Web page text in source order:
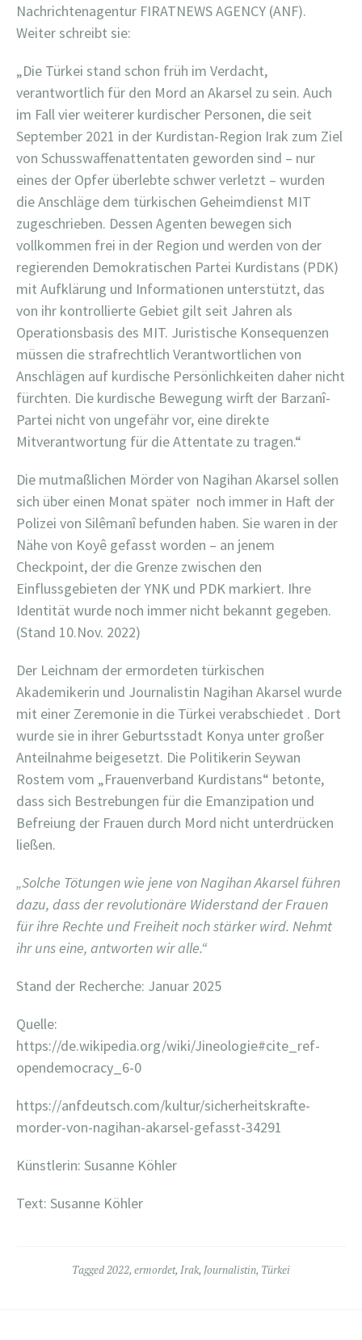
Nachrichtenagentur FIRATNEWS AGENCY (ANF).
Weiter schreibt sie:
„Die Türkei stand schon früh im Verdacht,
verantwortlich für den Mord an Akarsel zu sein. Auch
im Fall vier weiterer kurdischer Personen, die seit
September 2021 in der Kurdistan-Region Irak zum Ziel
von Schusswaffenattentaten geworden sind – nur
eines der Opfer überlebte schwer verletzt – wurden
die Anschläge dem türkischen Geheimdienst MIT
zugeschrieben. Dessen Agenten bewegen sich
vollkommen frei in der Region und werden von der
regierenden Demokratischen Partei Kurdistans (PDK)
mit Aufklärung und Informationen unterstützt, das
von ihr kontrollierte Gebiet gilt seit Jahren als
Operationsbasis des MIT. Juristische Konsequenzen
müssen die strafrechtlich Verantwortlichen von
Anschlägen auf kurdische Persönlichkeiten daher nicht
fürchten. Die kurdische Bewegung wirft der Barzanî-
Partei nicht von ungefähr vor, eine direkte
Mitverantwortung für die Attentate zu tragen.“
Die mutmaßlichen Mörder von Nagihan Akarsel sollen
sich über einen Monat später noch immer in Haft der
Polizei von Silêmanî befunden haben. Sie waren in der
Nähe von Koyê gefasst worden – an jenem
Checkpoint, der die Grenze zwischen den
Einflussgebieten der YNK und PDK markiert. Ihre
Identität wurde noch immer nicht bekannt gegeben.
(Stand 10.Nov. 2022)
Der Leichnam der ermordeten türkischen
Akademikerin und Journalistin Nagihan Akarsel wurde
mit einer Zeremonie in die Türkei verabschiedet . Dort
wurde sie in ihrer Geburtsstadt Konya unter großer
Anteilnahme beigesetzt. Die Politikerin Seywan
Rostem vom „Frauenverband Kurdistans“ betonte,
dass sich Bestrebungen für die Emanzipation und
Befreiung der Frauen durch Mord nicht unterdrücken
ließen.
„Solche Tötungen wie jene von Nagihan Akarsel führen
dazu, dass der revolutionäre Widerstand der Frauen
für ihre Rechte und Freiheit noch stärker wird. Nehmt
ihr uns eine, antworten wir alle.“
Stand der Recherche: Januar 2025
Quelle:
https://de.wikipedia.org/wiki/Jineologie#cite_ref-
opendemocracy_6-0
https://anfdeutsch.com/kultur/sicherheitskrafte-
morder-von-nagihan-akarsel-gefasst-34291
Künstlerin: Susanne Köhler
Text: Susanne Köhler
Tagged2022, ermordet, Irak, Journalistin, Türkei